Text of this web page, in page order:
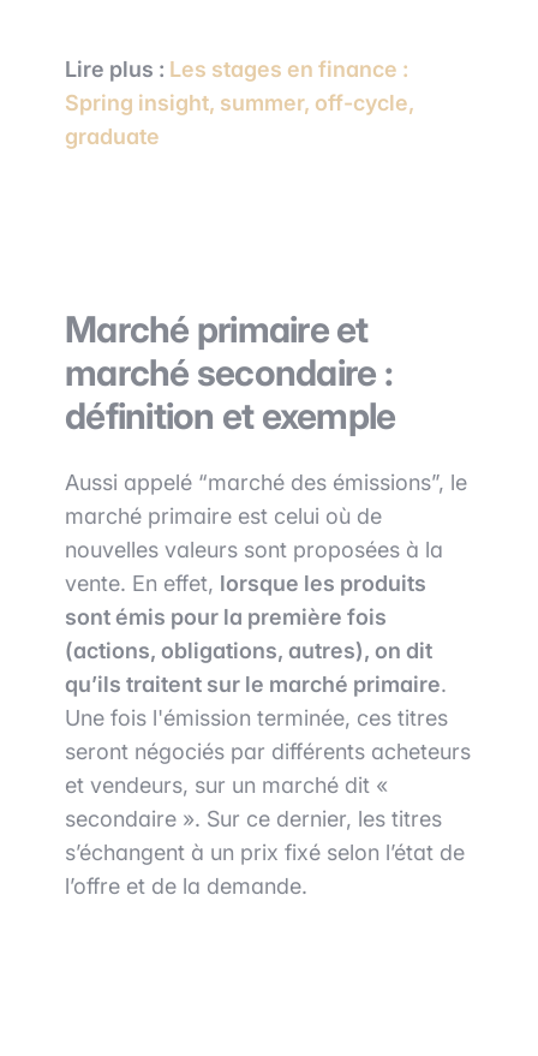
Lire plus : Les stages en finance :
Spring insight, summer, off-cycle,
graduate
Marché primaire et
marché secondaire :
définition et exemple
Aussi appelé “marché des émissions”, le
marché primaire est celui où de
nouvelles valeurs sont proposées à la
vente. En effet, lorsque les produits
sont émis pour la première fois
(actions, obligations, autres), on dit
qu’ils traitent sur le marché primaire.
Une fois l'émission terminée, ces titres
seront négociés par différents acheteurs
et vendeurs, sur un marché dit «
secondaire ». Sur ce dernier, les titres
s’échangent à un prix fixé selon l’état de
l’offre et de la demande.